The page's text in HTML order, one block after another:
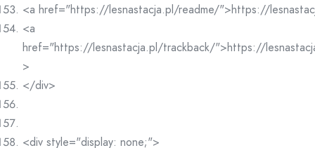
<a href="https://lesnastacja.pl/readme/">https://
<a
href="https://lesnastacja.pl/trackback/">https://
>
</div>
<div style="display: none;">